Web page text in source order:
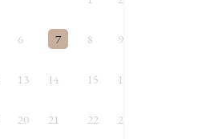
6 7 8 9
13 14 15 16
20 21 22 23